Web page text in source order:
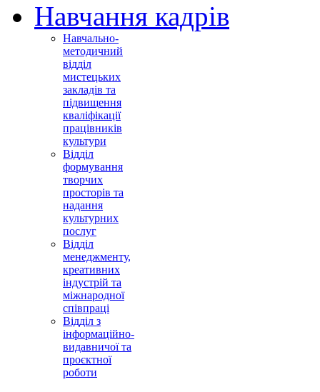
Навчання кадрів
Навчально-
методичний
відділ
мистецьких
закладів та
підвищення
кваліфікації
працівників
культури
Відділ
формування
творчих
просторів та
надання
культурних
послуг
Відділ
менеджменту,
креативних
індустрій та
міжнародної
співпраці
Відділ з
інформаційно-
видавничої та
проєктної
роботи